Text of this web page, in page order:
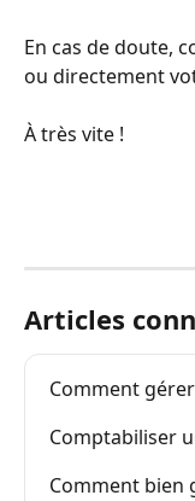
En cas de doute,
ou directement
À très vite !
Articles
Comment
Comptabiliser
Comment bien